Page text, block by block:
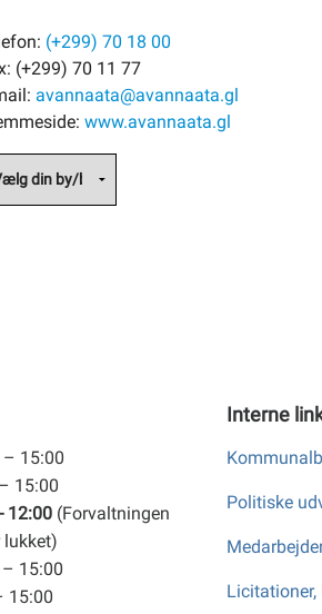
(+299) 70 18 00
(+299) 70 11 77
avannaata@avannaata.gl
www.avannaata.gl
15:00
15:00
12:00 (Forvaltningen
15:00
15:00
Interne
Politiske
Licitationer,